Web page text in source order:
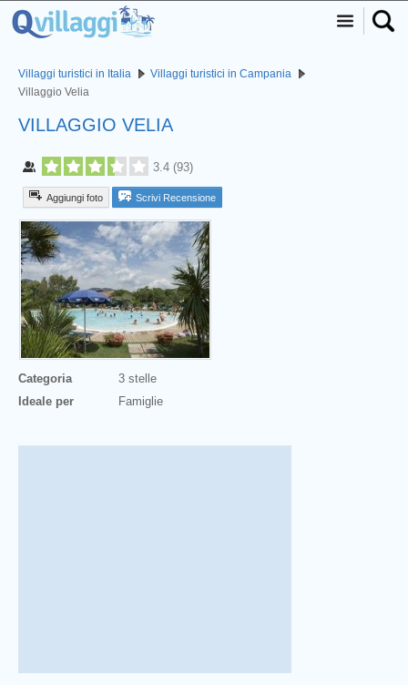
Villaggi turistici in Italia
Villaggi turistici in Campania
Villaggio Velia
VILLAGGIO VELIA
3.4 (93)
Aggiungi foto Scrivi Recensione
Categoria
3 stelle
Ideale per
Famiglie